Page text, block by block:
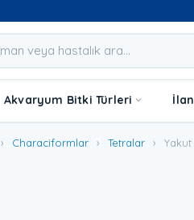
Akvaryum Bitki Türleri
› Characiformlar › Tetralar ›